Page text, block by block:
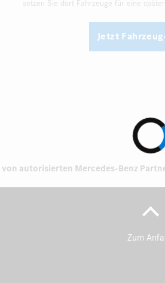
setzen Sie dort Fahrzeuge für eine
Jetzt
von autorisierten Mercedes-Benz
Zum